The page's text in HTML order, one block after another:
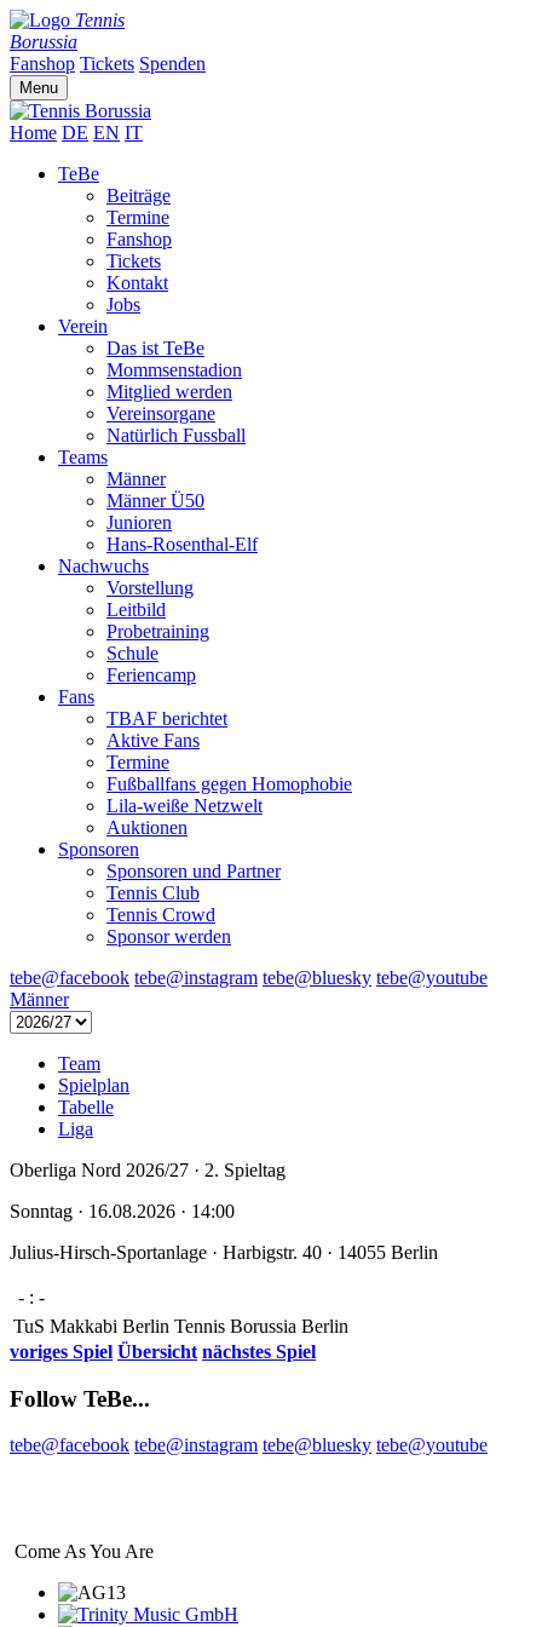
Tennis
Borussia
Fanshop Tickets Spenden
Menu
Home DE EN IT
TeBe
Beiträge
Termine
Fanshop
Tickets
Kontakt
Jobs
Verein
Das ist TeBe
Mommsenstadion
Mitglied werden
Vereinsorgane
Natürlich Fussball
Teams
Männer
Männer Ü50
Junioren
Hans-Rosenthal-Elf
Nachwuchs
Vorstellung
Leitbild
Probetraining
Schule
Feriencamp
Fans
TBAF berichtet
Aktive Fans
Termine
Fußballfans gegen Homophobie
Lila-weiße Netzwelt
Auktionen
Sponsoren
Sponsoren und Partner
Tennis Club
Tennis Crowd
Sponsor werden
tebe@facebook tebe@instagram tebe@bluesky tebe@youtube
Männer
Team
Spielplan
Tabelle
Liga
Oberliga Nord 2026/27 · 2. Spieltag
Sonntag · 16.08.2026 · 14:00
Julius-Hirsch-Sportanlage · Harbigstr. 40 · 14055 Berlin
- : -
TuS Makkabi Berlin Tennis Borussia Berlin
voriges Spiel Übersicht nächstes Spiel
Follow TeBe...
tebe@facebook tebe@instagram tebe@bluesky tebe@youtube
Come AsYou Are